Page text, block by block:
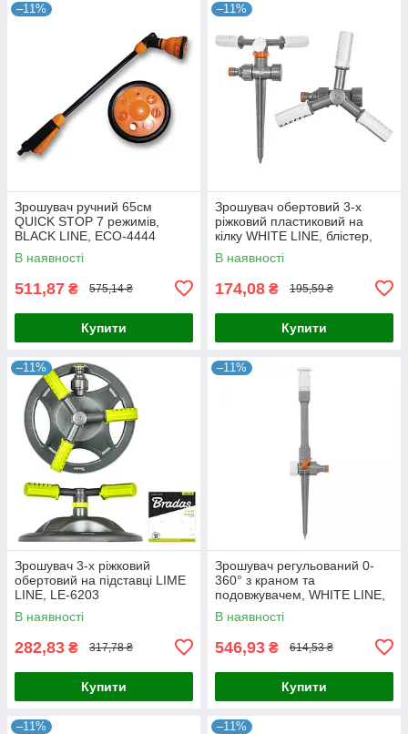
–11%
Зрошувач ручний 65см
QUICK STOP 7 режимів,
BLACK LINE, ECO-4444
В наявності
511,87 ₴ 575,14 ₴
Купити
–11%
Зрошувач обертовий 3-х
ріжковий пластиковий на
кілку WHITE LINE, блістер,
WL-6107
В наявності
174,08 ₴ 195,59 ₴
Купити
–11%
Зрошувач 3-х ріжковий
обертовий на підставці LIME
LINE, LE-6203
В наявності
282,83 ₴ 317,78 ₴
Купити
–11%
Зрошувач регульований 0-
360° з краном та
подовжувачем, WHITE LINE,
WL-Z07
В наявності
546,93 ₴ 614,53 ₴
Купити
–11% –11%